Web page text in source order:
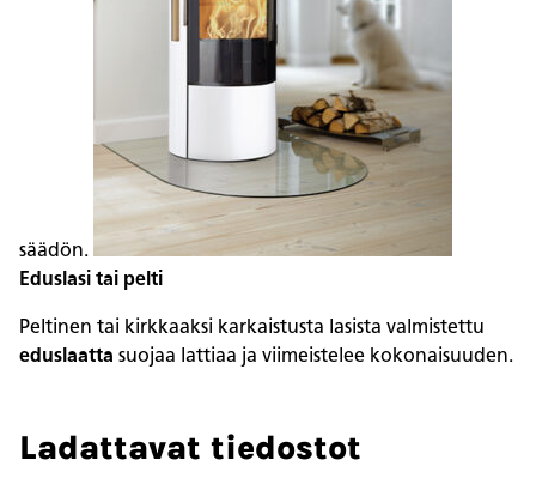
säädön.
Eduslasi tai pelti
Peltinen tai kirkkaaksi karkaistusta lasista valmistettu
eduslaatta suojaa lattiaa ja viimeistelee kokonaisuuden.
Ladattavat tiedostot